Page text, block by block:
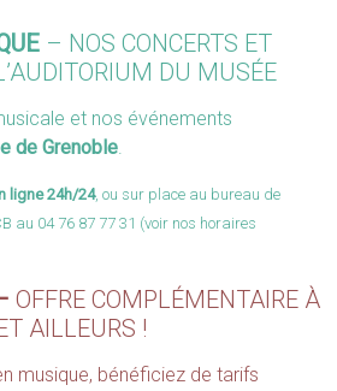
– NOS CONCERTS ET
DU MUSÉE
et nos événements
de Grenoble.
ligne 24h/24, ou sur place au bureau de
au 04 76 87 77 31 (voir nos horaires
OFFRE COMPLÉMENTAIRE À
AILLEURS !
musique, bénéficiez de tarifs